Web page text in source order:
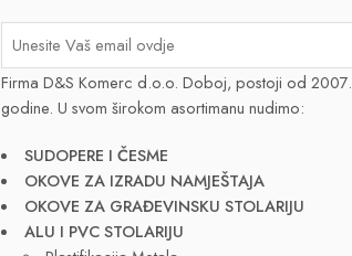
Firma D&S Komerc d.o.o. Doboj, postoji od 2007.
godine. U svom širokom asortimanu nudimo:
SUDOPERE I ČESME
OKOVE ZA IZRADU NAMJEŠTAJA
OKOVE ZA GRAĐEVINSKU STOLARIJU
ALU I PVC STOLARIJU